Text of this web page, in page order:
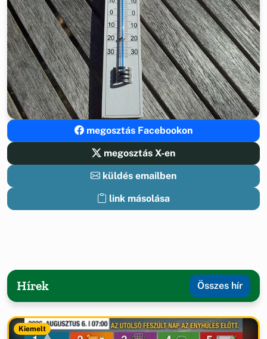
megosztás Facebookon
megosztás X-en
küldés emailben
link másolása
Hírek Összes hír
Kiemelt